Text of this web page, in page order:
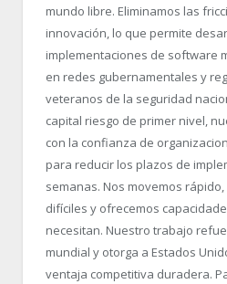
mundo libre. Eliminamos las
innovación, lo que permite
implementaciones de software
en redes gubernamentales y
veteranos de la seguridad
capital riesgo de primer nivel,
con la confianza de
para reducir los plazos de
semanas. Nos movemos
difíciles y ofrecemos
necesitan. Nuestro trabajo
mundial y otorga a Estados
ventaja competitiva duradera.